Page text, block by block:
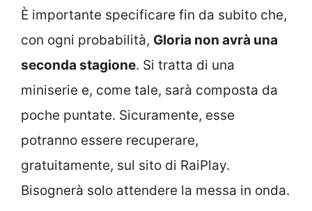
È importante specificare fin da subito che,
con ogni probabilità, Gloria non avrà una
seconda stagione. Si tratta di una
miniserie e, come tale, sarà composta da
poche puntate. Sicuramente, esse
potranno essere recuperare,
gratuitamente, sul sito di RaiPlay.
Bisognerà solo attendere la messa in onda.